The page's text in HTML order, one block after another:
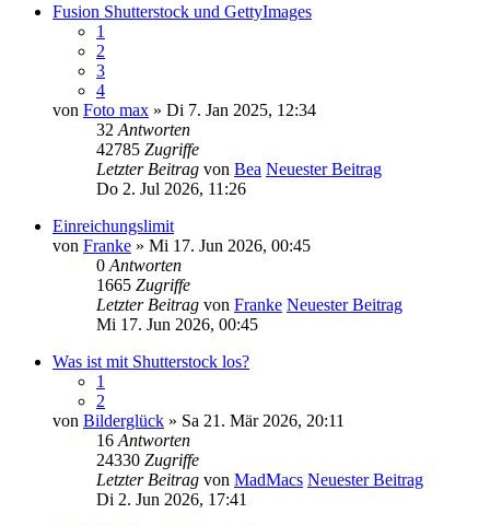
Fusion Shutterstock und GettyImages
1
2
3
4
von Foto max » Di 7. Jan 2025, 12:34
32 Antworten
42785 Zugriffe
Letzter Beitrag von Bea Neuester Beitrag
Do 2. Jul 2026, 11:26
Einreichungslimit
von Franke » Mi 17. Jun 2026, 00:45
0 Antworten
1665 Zugriffe
Letzter Beitrag von Franke Neuester Beitrag
Mi 17. Jun 2026, 00:45
Was ist mit Shutterstock los?
1
2
von Bilderglück » Sa 21. Mär 2026, 20:11
16 Antworten
24330 Zugriffe
Letzter Beitrag von MadMacs Neuester Beitrag
Di 2. Jun 2026, 17:41